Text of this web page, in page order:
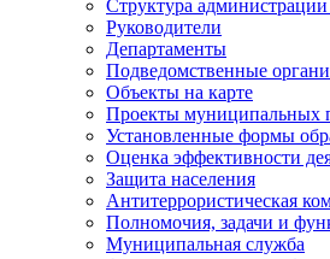
Структура администрации
Руководители
Департаменты
Подведомственные
Объекты на карте
Проекты муниципальных
Установленные формы
Оценка эффективности
Защита населения
Антитеррористическая
Полномочия, задачи и
Муниципальная служба